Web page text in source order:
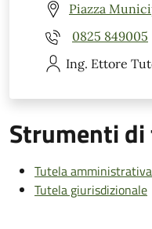
Piazza
0825 849005
Ing. Ettore
Strumenti
Tutela amministrativa
Tutela giurisdizionale